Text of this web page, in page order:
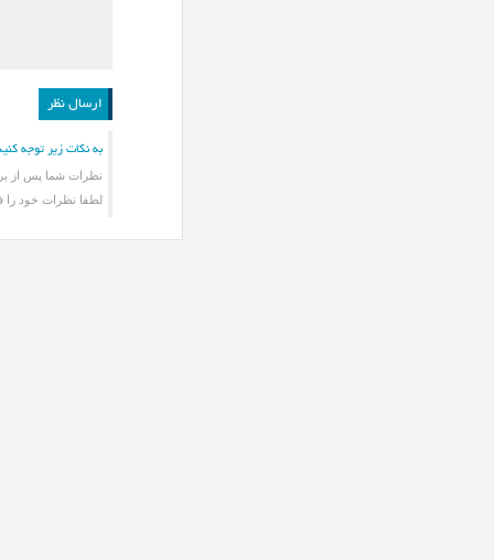
به نکات زیر توجه
نظرات شما پس از
لطفا نظرات خود را